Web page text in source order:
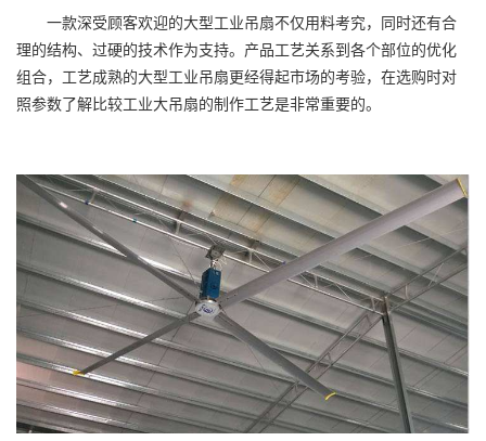
一款深受顾客欢迎的大型工业吊扇不仅用料考究，同时还有合
理的结构、过硬的技术作为支持。产品工艺关系到各个部位的优化
组合，工艺成熟的大型工业吊扇更经得起市场的考验，在选购时对
照参数了解比较工业大吊扇的制作工艺是非常重要的。